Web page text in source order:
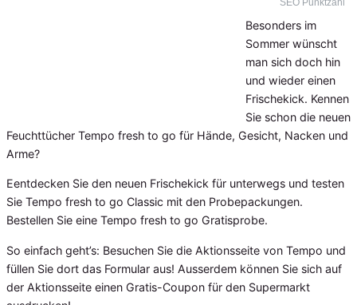
SEO Punktzahl
Besonders im
Sommer wünscht
man sich doch hin
und wieder einen
Frischekick. Kennen
Sie schon die neuen
Feuchttücher Tempo fresh to go für Hände, Gesicht, Nacken und
Arme?
Eentdecken Sie den neuen Frischekick für unterwegs und testen
Sie Tempo fresh to go Classic mit den Probepackungen.
Bestellen Sie eine Tempo fresh to go Gratisprobe.
So einfach geht’s: Besuchen Sie die Aktionsseite von Tempo und
füllen Sie dort das Formular aus! Ausserdem können Sie sich auf
der Aktionsseite einen Gratis-Coupon für den Supermarkt